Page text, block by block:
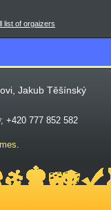
list of orgaizers
Jakub Těšínský
+420 777 852 582
.